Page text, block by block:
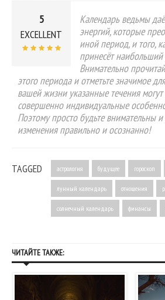
5
EXCELLENT
Календарь ведьмы
энергий, которые
иной период, и того,
принесёт наибольший
Внимательно
этого периода и отметьте значимое
вашей жизни указанные течения
совершенно индивидуальные
Поэтому просто будьте внимательны и
изменения правильно и осознанно!
TAGGED астрология будущее гороскоп
лунный календарь отношения
солнечный календарь финансы
ЧИТАЙТЕ ТАКЖЕ: